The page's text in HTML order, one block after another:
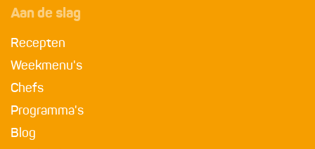
Aan de slag
Recepten
Weekmenu's
Chefs
Programma's
Blog